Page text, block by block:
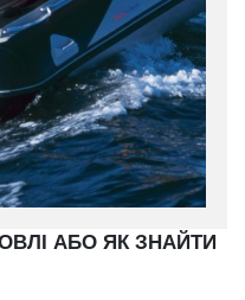
АБО ЯК ЗНАЙТИ